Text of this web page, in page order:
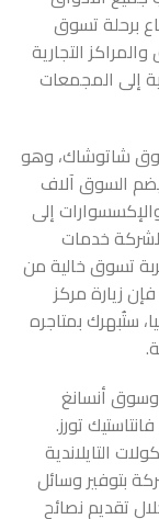
برحلة تسوق
التجارية
إلى المجمعات
سوق شاتوشاك، وهو
السوق آلاف
إلى
خدمات
تسوق خالية من
زيارة مركز
ستُبهرك بمتاجره
وسوق أنسانغ
تورز.
التايلاندية
بتوفير وسائل
تقديم نصائح